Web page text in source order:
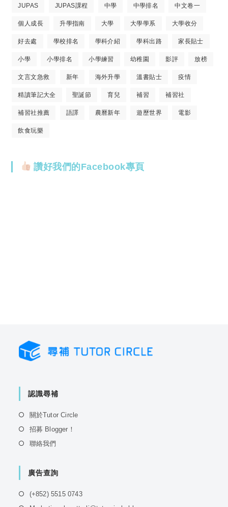
JUPAS JUPAS課程 中學 中學排名 中文卷一
個人成長 升學指南 大學 大學學系 大學收分
好去處 學校排名 學科介紹 學科出路 家長貼士
小學 小學排名 小學練習 幼稚園 影評 放榜
文言文急救 新年 海外升學 溫書貼士 疫情
精讀筆記大全 聖誕節 育兒 補習 補習社
補習社推薦 語譯 農曆新年 遊歷世界 電影
飲食玩樂
讚好我們的Facebook專頁
認識尋補
關於Tutor CircleOpens
招募 Blogger！
聯絡我們
new
廣告查詢
(+852) 5515 0743Opens